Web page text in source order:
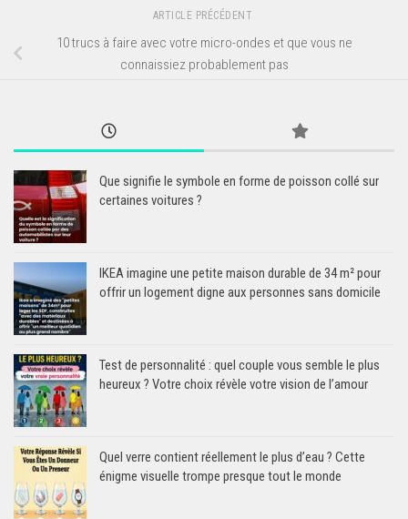
ARTICLE PRÉCÉDENT
10 trucs à faire avec votre micro-ondes et que vous ne
connaissiez probablement pas
Que signifie le symbole en forme de poisson collé sur
certaines voitures ?
IKEA imagine une petite maison durable de 34 m² pour
offrir un logement digne aux personnes sans domicile
Test de personnalité : quel couple vous semble le plus
heureux ? Votre choix révèle votre vision de l’amour
Quel verre contient réellement le plus d’eau ? Cette
énigme visuelle trompe presque tout le monde